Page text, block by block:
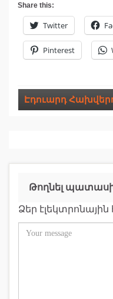
Share this:
Twitter
Pinterest
Էդուարդ
Թողնել
Ձեր